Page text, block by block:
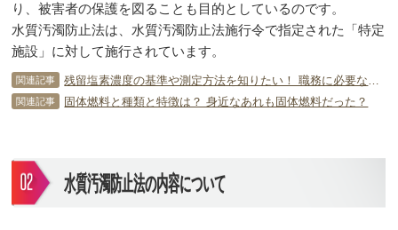
り、被害者の保護を図ることも目的としているのです。
水質汚濁防止法は、水質汚濁防止法施行令で指定された「特定
施設」に対して施行されています。
関連記事
関連記事 固体燃料と種類と特徴は？ 身近なあれも固体燃料だった？
水質汚濁防止法の内容について